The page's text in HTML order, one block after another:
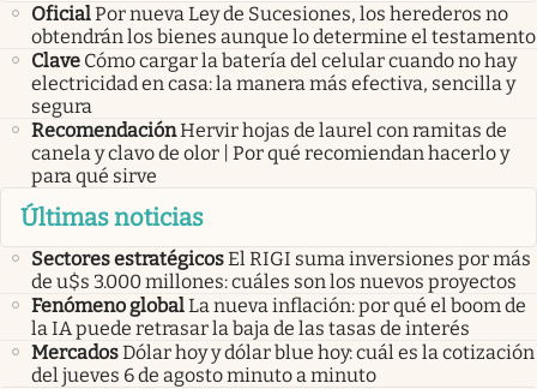
OficialPor nueva Ley de Sucesiones, los herederos no
obtendrán los bienes aunque lo determine el testamento
Clave Cómo cargar la batería del celular cuando no hay
electricidad en casa: la manera más efectiva, sencilla y
segura
RecomendaciónHervir hojas de laurel con ramitas de
canela y clavo de olor | Por qué recomiendan hacerlo y
para qué sirve
Últimas noticias
Sectores estratégicosEl RIGI suma inversiones por más
de u$s 3.000 millones: cuáles son los nuevos proyectos
Fenómeno globalLa nueva inflación: por qué el boom de
la IA puede retrasar la baja de las tasas de interés
MercadosDólar hoy y dólar blue hoy: cuál es la cotización
del jueves 6 de agosto minuto a minuto